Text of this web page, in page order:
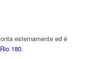
esternamente ed è
Rio 180.